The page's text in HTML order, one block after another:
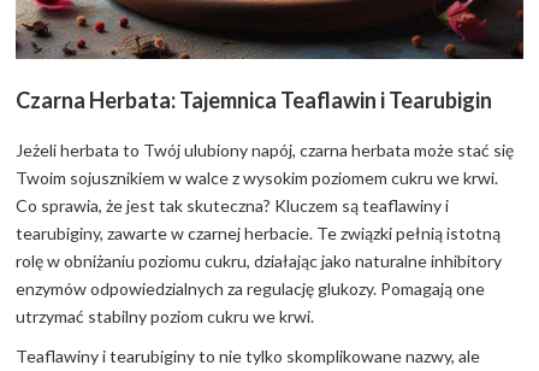
Czarna Herbata: Tajemnica Teaflawin i Tearubigin
Jeżeli herbata to Twój ulubiony napój, czarna herbata może stać się
Twoim sojusznikiem w walce z wysokim poziomem cukru we krwi.
Co sprawia, że jest tak skuteczna? Kluczem są teaflawiny i
tearubiginy, zawarte w czarnej herbacie. Te związki pełnią istotną
rolę w obniżaniu poziomu cukru, działając jako naturalne inhibitory
enzymów odpowiedzialnych za regulację glukozy. Pomagają one
utrzymać stabilny poziom cukru we krwi.
Teaflawiny i tearubiginy to nie tylko skomplikowane nazwy, ale